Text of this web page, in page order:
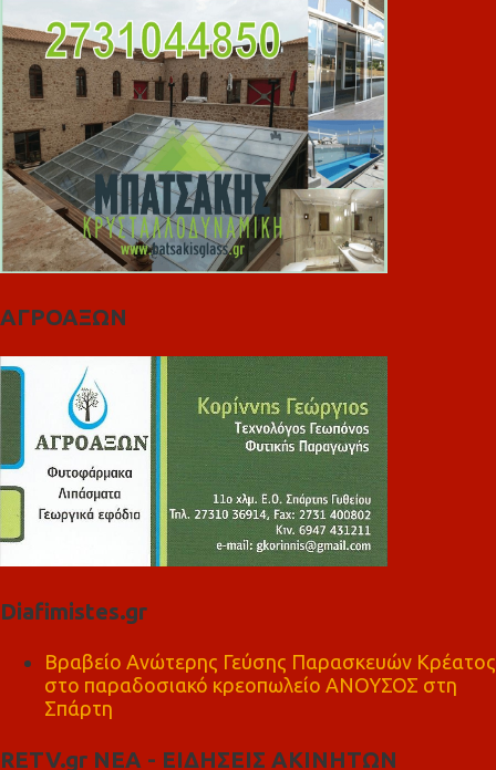
ΑΓΡΟΑΞΩΝ
Diafimistes.gr
Βραβείο Ανώτερης Γεύσης Παρασκευών Κρέατος
στο παραδοσιακό κρεοπωλείο ΑΝΟΥΣΟΣ στη
Σπάρτη
RETV.gr ΝΕΑ - ΕΙΔΗΣΕΙΣ ΑΚΙΝΗΤΩΝ